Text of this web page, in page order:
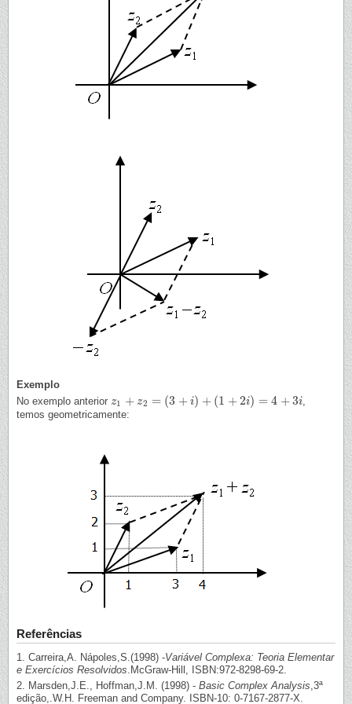
Exemplo
No exemplo anterior z1 + z2 = (3 + i) + (1 +2i) = 4 +3i
z1 +z2=( 3+i )+( 1+2i) =4+3i
temos geometricamente:
Referências
1. Carreira,A. Nápoles,S.(1998) -Variável Complexa: Teoria Elementar
e Exercícios Resolvidos.McGraw-Hill, ISBN:972-8298-69-2.
2. Marsden,J.E., Hoffman,J.M. (1998) - Basic Complex Analysis,3ª
edição,.W.H. Freeman and Company. ISBN-10: 0-7167-2877-X.